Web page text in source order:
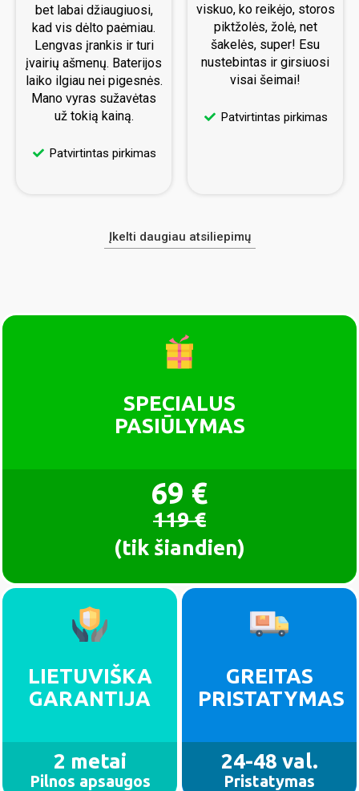
bet labai džiaugiuosi,
kad vis dėlto paėmiau.
Lengvas įrankis ir turi
įvairių ašmenų. Baterijos
laiko ilgiau nei pigesnės.
Mano vyras sužavėtas
už tokią kainą.
Patvirtintas pirkimas
viskuo, ko reikėjo, storos
piktžolės, žolė, net
šakelės, super! Esu
nustebintas ir girsiuosi
visai šeimai!
Patvirtintas pirkimas
Įkelti daugiau atsiliepimų
SPECIALUS
PASIŪLYMAS
69 €
119 €
(tik šiandien)
LIETUVIŠKA
GARANTIJA
2 metai
Pilnos apsaugos
GREITAS
PRISTATYMAS
24-48 val.
Pristatymas